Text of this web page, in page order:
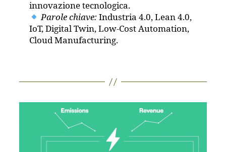
innovazione tecnologica.
Parole chiave:Industria 4.0, Lean 4.0,
IoT, Digital Twin, Low-Cost Automation,
Cloud Manufacturing.